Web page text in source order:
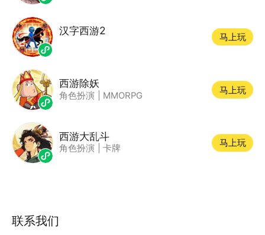
汉字西游2
马上玩
西游除妖
角色扮演 MMORPG
马上玩
西游大乱斗
角色扮演 卡牌
马上玩
联系我们